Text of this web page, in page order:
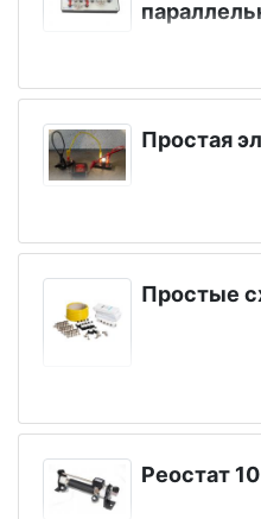
Простая
Простые
Реостат